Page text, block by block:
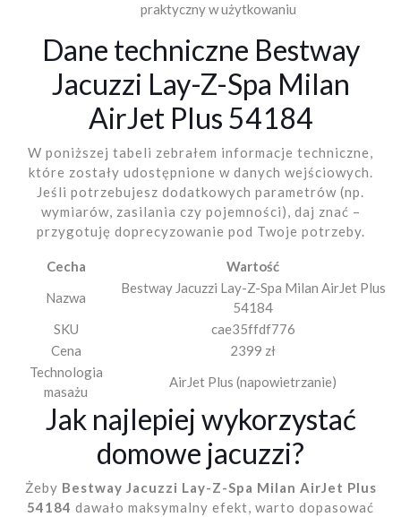
praktyczny w użytkowaniu
Dane techniczne Bestway
Jacuzzi Lay-Z-Spa Milan
AirJet Plus 54184
W poniższej tabeli zebrałem informacje techniczne,
które zostały udostępnione w danych wejściowych.
Jeśli potrzebujesz dodatkowych parametrów (np.
wymiarów, zasilania czy pojemności), daj znać –
przygotuję doprecyzowanie pod Twoje potrzeby.
Cecha
Wartość
Nazwa
Bestway Jacuzzi Lay-Z-Spa Milan AirJet Plus
54184
SKU
cae35ffdf776
Cena
2399 zł
Technologia
masażu
AirJet Plus (napowietrzanie)
Jak najlepiej wykorzystać
domowe jacuzzi?
Żeby Bestway Jacuzzi Lay-Z-Spa Milan AirJet Plus
54184 dawało maksymalny efekt, warto dopasować